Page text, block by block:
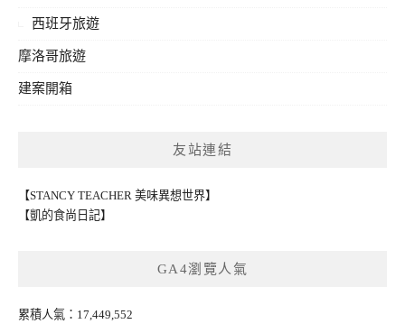
西班牙旅遊
摩洛哥旅遊
建案開箱
友站連結
【STANCY TEACHER 美味異想世界】
【凱的食尚日記】
GA4瀏覽人氣
累積人氣：17,449,552